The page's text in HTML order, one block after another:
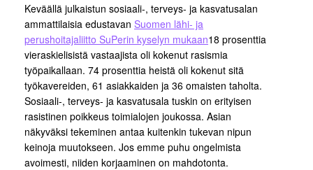
Keväällä julkaistun sosiaali-, terveys- ja kasvatusalan
ammattilaisia edustavan Suomen lähi- ja
perushoitajaliitto SuPerin kyselyn mukaan18 prosenttia
vieraskielisistä vastaajista oli kokenut rasismia
työpaikallaan. 74 prosenttia heistä oli kokenut sitä
työkavereiden, 61 asiakkaiden ja 36 omaisten taholta.
Sosiaali-, terveys- ja kasvatusala tuskin on erityisen
rasistinen poikkeus toimialojen joukossa. Asian
näkyväksi tekeminen antaa kuitenkin tukevan nipun
keinoja muutokseen. Jos emme puhu ongelmista
avoimesti, niiden korjaaminen on mahdotonta.